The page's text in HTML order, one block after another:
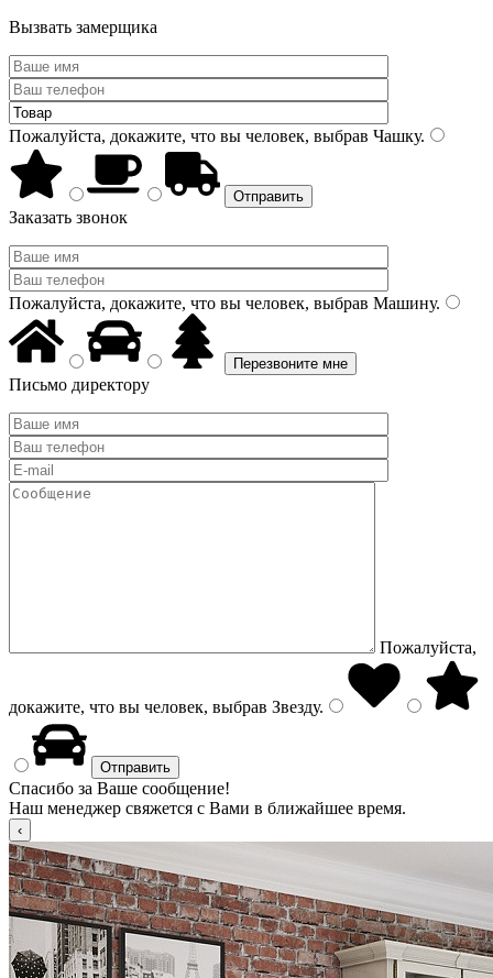
Вызвать замерщика
Пожалуйста, докажите, что вы человек, выбрав Чашку.
Заказать звонок
Пожалуйста, докажите, что вы человек, выбрав Машину.
Письмо директору
Пожалуйста,
докажите, что вы человек, выбрав Звезду.
Спасибо за Ваше сообщение!
Наш менеджер свяжется с Вами в ближайшее время.